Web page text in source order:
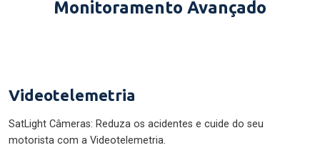
Monitoramento Avançado
Videotelemetria
SatLight Câmeras: Reduza os acidentes e cuide do seu
motorista com a Videotelemetria.